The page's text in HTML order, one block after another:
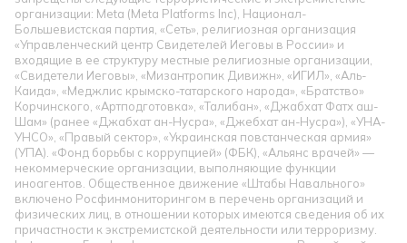
организации: Meta (Meta Platforms Inc), Национал-
Большевистская партия, «Сеть», религиозная организация
«Управленческий центр Свидетелей Иеговы в России» и
входящие в ее структуру местные религиозные организации,
«Свидетели Иеговы», «Мизантропик Дивижн», «ИГИЛ», «Аль-
Каида», «Меджлис крымско-татарского народа», «Братство»
Корчинского, «Артподготовка», «Талибан», «Джабхат Фатх аш-
Шам» (ранее «Джабхат ан-Нусра», «Джебхат ан-Нусра»), «УНА-
УНСО», «Правый сектор», «Украинская повстанческая армия»
(УПА). «Фонд борьбы с коррупцией» (ФБК), «Альянс врачей» —
некоммерческие организации, выполняющие функции
иноагентов. Общественное движение «Штабы Навального»
включено Росфинмониторингом в перечень организаций и
физических лиц, в отношении которых имеются сведения об их
причастности к экстремистской деятельности или терроризму.